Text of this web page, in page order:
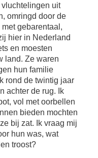
uit
omringd door de
gebarentaal,
hier in Nederland
en moesten
land. Ze waren
hun familie
rond de twintig jaar
achter de rug. Ik
vol met oorbellen
bieden mochten
bij zat. Ik vraag mij
hun was, wat
troost?